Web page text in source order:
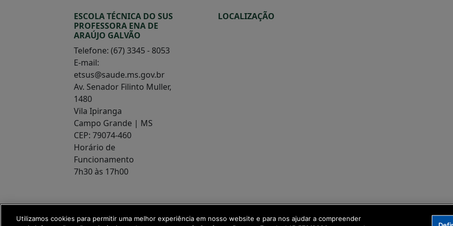
ESCOLA TÉCNICA DO SUS
PROFESSORA ENA DE
ARAÚJO GALVÃO
Telefone: (67) 3345 - 8053
E-mail:
etsus@saude.ms.gov.br
Av. Senador Filinto Muller,
1480
Vila Ipiranga
Campo Grande | MS
CEP: 79074-460
Horário de
Funcionamento
7h30 às 17h00
LOCALIZAÇÃO
Utilizamos cookies para permitir uma melhor experiência em nosso website e para nos ajudar a compreender